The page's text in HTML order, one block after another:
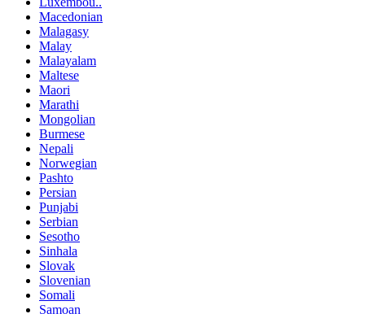
Macedonian
Malagasy
Malay
Malayalam
Maltese
Maori
Marathi
Mongolian
Burmese
Nepali
Norwegian
Pashto
Persian
Punjabi
Serbian
Sesotho
Sinhala
Slovak
Slovenian
Somali
Samoan